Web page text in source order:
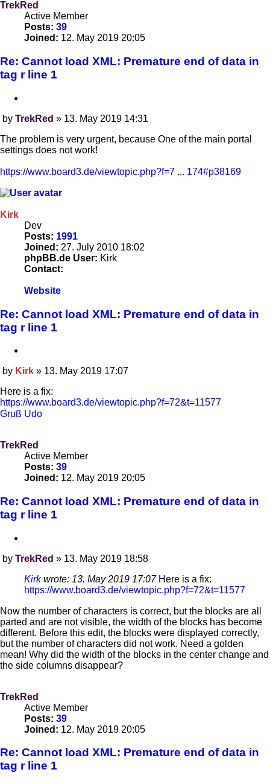
TrekRed
Active Member
Posts: 39
Joined: 12. May 2019 20:05
Re: Cannot load XML: Premature end of data in
tag r line 1
Post
by TrekRed » 13. May 2019 14:31
The problem is very urgent, because One of the main portal
settings does not work!
https://www.board3.de/viewtopic.php?f=7 ... 174#p38169
Kirk
Dev
Posts: 1991
Joined: 27. July 2010 18:02
phpBB.de User: Kirk
Contact:
Contact
Website
Re: Cannot load XML: Premature end of data in
tag r line 1
Post
by Kirk » 13. May 2019 17:07
Here is a fix:
https://www.board3.de/viewtopic.php?f=72&t=11577
Gruß Udo
TrekRed
Active Member
Posts: 39
Joined: 12. May 2019 20:05
Re: Cannot load XML: Premature end of data in
tag r line 1
Post
by TrekRed » 13. May 2019 18:58
Kirkwrote: 13. May 2019 17:07Here is a fix:
https://www.board3.de/viewtopic.php?f=72&t=11577
Now the number of characters is correct, but the blocks are all
parted and are not visible, the width of the blocks has become
different. Before this edit, the blocks were displayed correctly,
but the number of characters did not work. Need a golden
mean! Why did the width of the blocks in the center change and
the side columns disappear?
TrekRed
Active Member
Posts: 39
Joined: 12. May 2019 20:05
Re: Cannot load XML: Premature end of data in
tag r line 1